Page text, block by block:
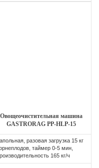
Овощеочистительная машина
GASTRORAG PP-HLP-15
разовая загрузка 15 кг
таймер 0-5 мин,
165 кг/ч